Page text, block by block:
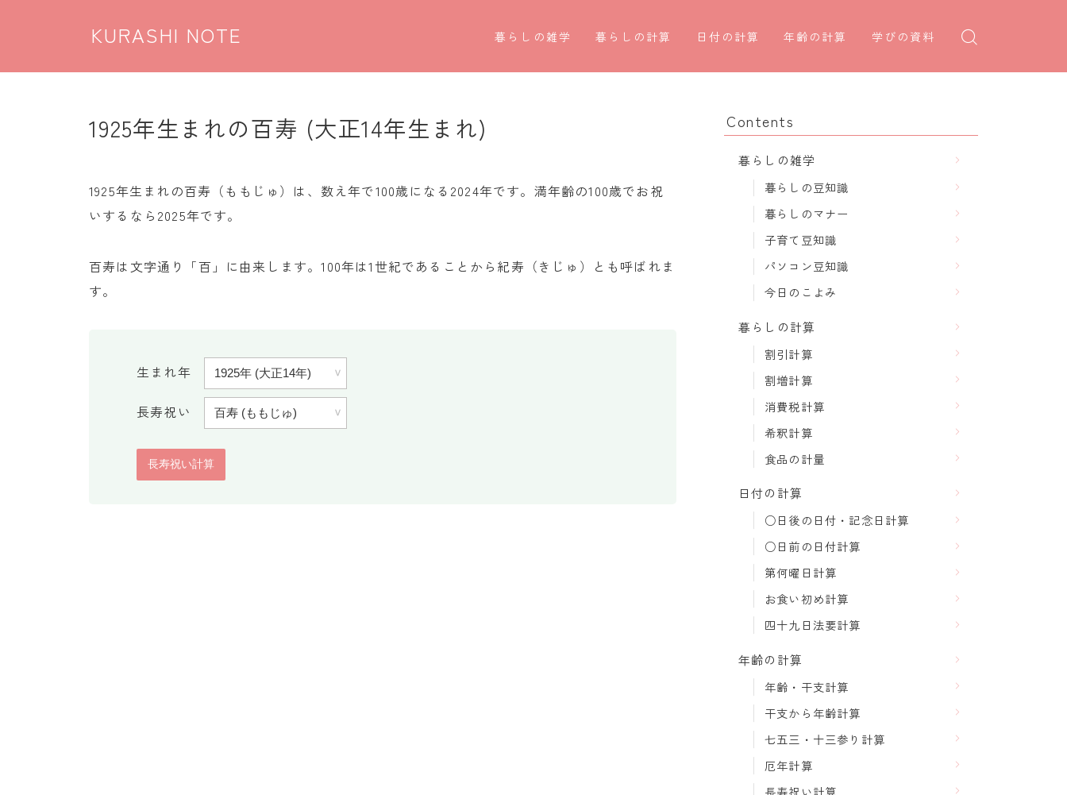
KURASHI NOTE 暮らしの雑学
暮らしの豆知識
暮らしの計算
割引計算
日付の計算
○日後の日付・記念日計算
四十九日法要計算
年齢の計算
年齢・干支計算
長寿祝い計算
学びの資料
学年早見表
1925年生まれの百寿 (大正14年生まれ)
1925年生まれの百寿（ももじゅ）は、数え年で100歳になる2024年です。満年齢の100歳でお祝
いするなら2025年です。
百寿は文字通り「百」に由来します。100年は1世紀であることから紀寿（きじゅ）とも呼ばれま
す。
生まれ年
長寿祝い
Contents
暮らしの雑学
暮らしの豆知識
暮らしのマナー
子育て豆知識
パソコン豆知識
今日のこよみ
暮らしの計算
割引計算
割増計算
消費税計算
希釈計算
食品の計量
日付の計算
○日後の日付・記念日計算
○日前の日付計算
第何曜日計算
お食い初め計算
四十九日法要計算
年齢の計算
年齢・干支計算
干支から年齢計算
七五三・十三参り計算
厄年計算
長寿祝い計算